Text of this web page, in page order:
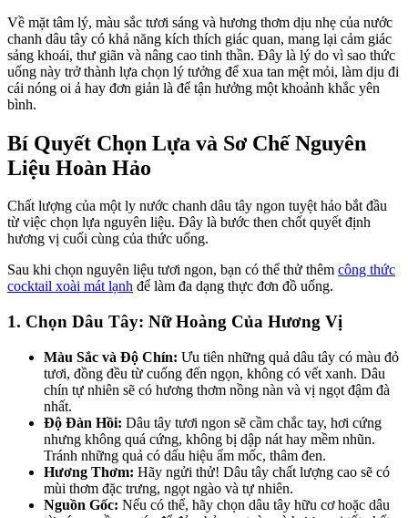
Về mặt tâm lý, màu sắc tươi sáng và hương thơm dịu nhẹ của nước
chanh dâu tây có khả năng kích thích giác quan, mang lại cảm giác
sảng khoái, thư giãn và nâng cao tinh thần. Đây là lý do vì sao thức
uống này trở thành lựa chọn lý tưởng để xua tan mệt mỏi, làm dịu đi
cái nóng oi ả hay đơn giản là để tận hưởng một khoảnh khắc yên
bình.
Bí Quyết Chọn Lựa và Sơ Chế Nguyên
Liệu Hoàn Hảo
Chất lượng của một ly nước chanh dâu tây ngon tuyệt hảo bắt đầu
từ việc chọn lựa nguyên liệu. Đây là bước then chốt quyết định
hương vị cuối cùng của thức uống.
Sau khi chọn nguyên liệu tươi ngon, bạn có thể thử thêm công thức
cocktail xoài mát lạnh để làm đa dạng thực đơn đồ uống.
1. Chọn Dâu Tây: Nữ Hoàng Của Hương Vị
Màu Sắc và Độ Chín: Ưu tiên những quả dâu tây có màu đỏ
tươi, đồng đều từ cuống đến ngọn, không có vết xanh. Dâu
chín tự nhiên sẽ có hương thơm nồng nàn và vị ngọt đậm đà
nhất.
Độ Đàn Hồi: Dâu tây tươi ngon sẽ cầm chắc tay, hơi cứng
nhưng không quá cứng, không bị dập nát hay mềm nhũn.
Tránh những quả có dấu hiệu ẩm mốc, thâm đen.
Hương Thơm: Hãy ngửi thử! Dâu tây chất lượng cao sẽ có
mùi thơm đặc trưng, ngọt ngào và tự nhiên.
Nguồn Gốc: Nếu có thể, hãy chọn dâu tây hữu cơ hoặc dâu